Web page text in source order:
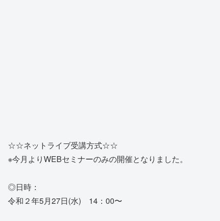
☆☆ネットライブ受講方式☆☆
※今月よりWEBセミナーのみの開催となりました。
◎日時：
令和２年5月27日(水) 14：00〜